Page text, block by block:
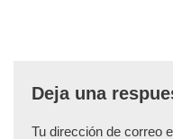
Deja una
Tu dirección de correo